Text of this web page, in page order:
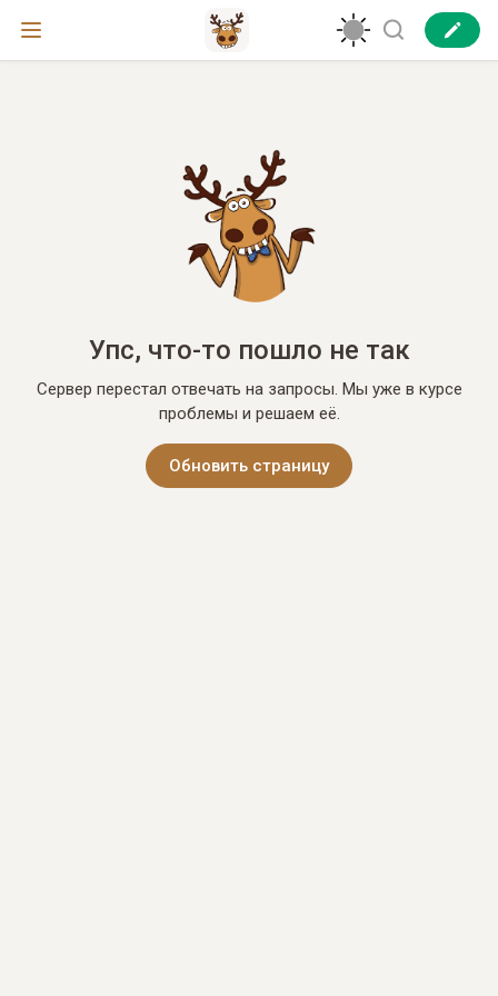
Упс, что-то пошло не так
Сервер перестал отвечать на запросы. Мы уже в курсе
проблемы и решаем её.
Обновить страницу